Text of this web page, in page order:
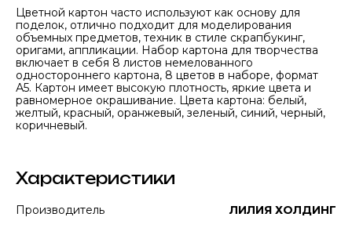
Цветной картон часто используют как основу для
поделок, отлично подходит для моделирования
объемных предметов, техник в стиле скрапбукинг,
оригами, аппликации. Набор картона для творчества
включает в себя 8 листов немелованного
одностороннего картона, 8 цветов в наборе, формат
А5. Картон имеет высокую плотность, яркие цвета и
равномерное окрашивание. Цвета картона: белый,
желтый, красный, оранжевый, зеленый, синий, черный,
коричневый.
Характеристики
Производитель ЛИЛИЯ ХОЛДИНГ